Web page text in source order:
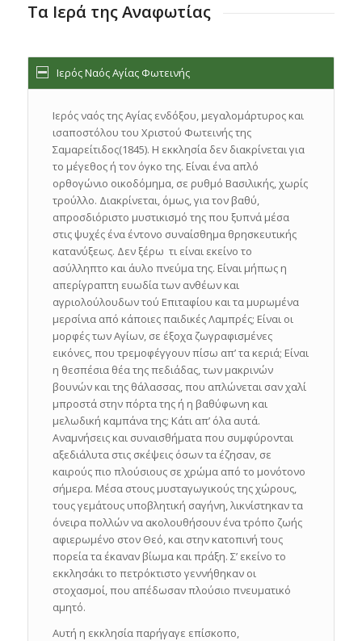
Τα Ιερά της Αναφωτίας
Ιερός Ναός Αγίας Φωτεινής
Ιερός ναός της Αγίας ενδόξου, μεγαλομάρτυρος και
ισαποστόλου του Χριστού Φωτεινής της
Σαμαρείτιδος(1845). Η εκκλησία δεν διακρίνεται για
το μέγεθος ή τον όγκο της. Είναι ένα απλό
ορθογώνιο οικοδόμημα, σε ρυθμό Βασιλικής, χωρίς
τρούλλο. Διακρίνεται, όμως, για τον βαθύ,
απροσδιόριστο μυστικισμό της που ξυπνά μέσα
στις ψυχές ένα έντονο συναίσθημα θρησκευτικής
κατανύξεως. Δεν ξέρω τι είναι εκείνο το
ασύλληπτο και άυλο πνεύμα της. Είναι μήπως η
απερίγραπτη ευωδία των ανθέων και
αγριολούλουδων τού Επιταφίου και τα μυρωμένα
μερσίνια από κάποιες παιδικές Λαμπρές; Είναι οι
μορφές των Αγίων, σε έξοχα ζωγραφισμένες
εικόνες, που τρεμοφέγγουν πίσω απ’ τα κεριά; Είναι
η θεσπέσια θέα της πεδιάδας, των μακρινών
βουνών και της θάλασσας, που απλώνεται σαν χαλί
μπροστά στην πόρτα της ή η βαθύφωνη και
μελωδική καμπάνα της; Κάτι απ’ όλα αυτά.
Αναμνήσεις και συναισθήματα που συμφύρονται
αξεδιάλυτα στις σκέψεις όσων τα έζησαν, σε
καιρούς πιο πλούσιους σε χρώμα από το μονότονο
σήμερα. Μέσα στους μυσταγωγικούς της χώρους,
τους γεμάτους υποβλητική σαγήνη, λικνίστηκαν τα
όνειρα πολλών να ακολουθήσουν ένα τρόπο ζωής
αφιερωμένο στον Θεό, και στην κατοπινή τους
πορεία τα έκαναν βίωμα και πράξη. Σ’ εκείνο το
εκκλησάκι το πετρόκτιστο γεννήθηκαν οι
στοχασμοί, που απέδωσαν πλούσιο πνευματικό
αμητό.
Αυτή η εκκλησία παρήγαγε επίσκοπο,